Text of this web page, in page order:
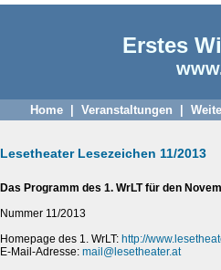
Erstes
Home| Veranstaltungen
Lesetheater Lesezeichen 11/2013
Das Programm des 1. WrLT für den
Nummer 11/2013
Homepage des 1. WrLT: http://
E-Mail-Adresse: mail@lesetheater.at